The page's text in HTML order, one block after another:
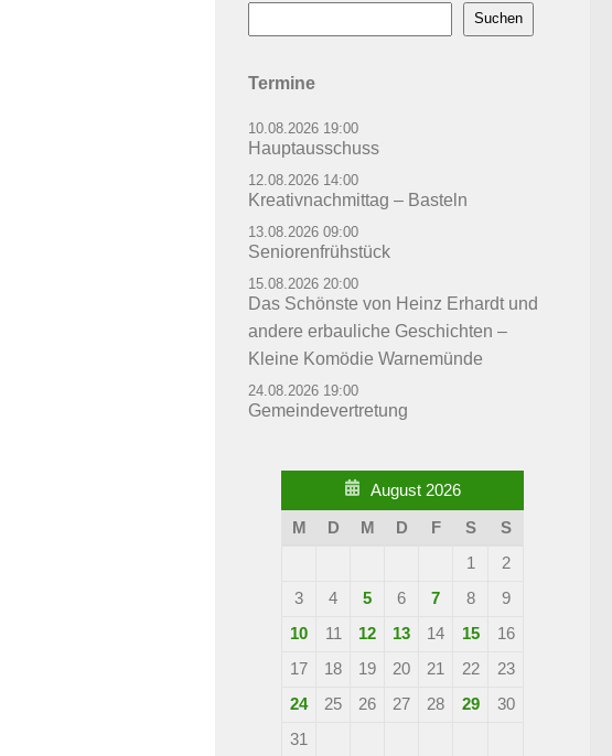
Suchen
Termine
10.08.2026 19:00
Hauptausschuss
12.08.2026 14:00
Kreativnachmittag – Basteln
13.08.2026 09:00
Seniorenfrühstück
15.08.2026 20:00
Das Schönste von Heinz Erhardt und
andere erbauliche Geschichten –
Kleine Komödie Warnemünde
24.08.2026 19:00
Gemeindevertretung
August 2026
M D M D F S
S
1
2
3
4 5 6 7 8
9
10
11 12 13 14 15
16
17
18 19 20 21 22
23
24
25 26 27 28 29
30
31